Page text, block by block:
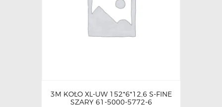
3M KOŁO XL-UW 152*6*12,6 S-FINE
SZARY 61-5000-5772-6